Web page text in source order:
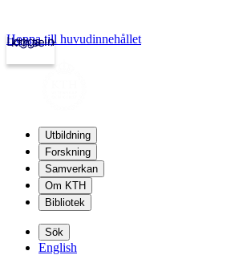
kth.se
Logga in
Hoppa till huvudinnehållet
Utbildning
Forskning
Samverkan
Om KTH
Bibliotek
Sök
English